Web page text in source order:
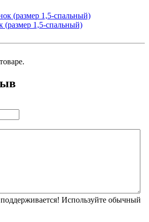
(размер 1,5-спальный)
Используйте обычный